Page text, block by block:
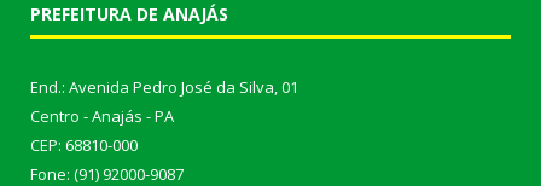
PREFEITURA DE ANAJÁS
End.: Avenida Pedro José da Silva, 01
Centro - Anajás - PA
CEP: 68810-000
Fone: (91) 92000-9087